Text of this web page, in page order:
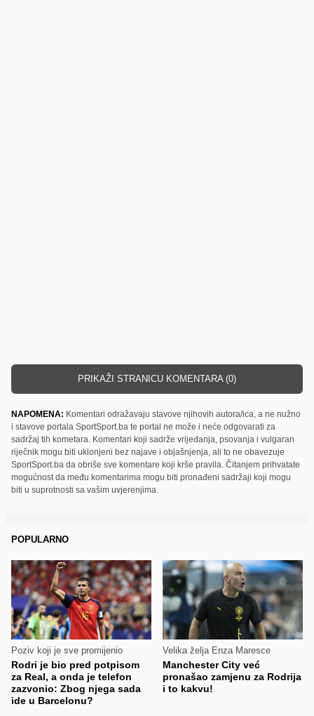
PRIKAŽI STRANICU KOMENTARA (0)
NAPOMENA: Komentari odražavaju stavove njihovih autora/ica, a ne nužno
i stavove portala SportSport.ba te portal ne može i neće odgovarati za
sadržaj tih kometara. Komentari koji sadrže vrijeđanja, psovanja i vulgaran
riječnik mogu biti uklonjeni bez najave i objašnjenja, ali to ne obavezuje
SportSport.ba da obriše sve komentare koji krše pravila. Čitanjem prihvatate
mogućnost da među komentarima mogu biti pronađeni sadržaji koji mogu
biti u suprotnosti sa vašim uvjerenjima.
POPULARNO
Poziv koji je sve promijenio
Rodri je bio pred potpisom
za Real, a onda je telefon
zazvonio: Zbog njega sada
ide u Barcelonu?
Velika želja Enza Maresce
Manchester City već
pronašao zamjenu za Rodrija
i to kakvu!